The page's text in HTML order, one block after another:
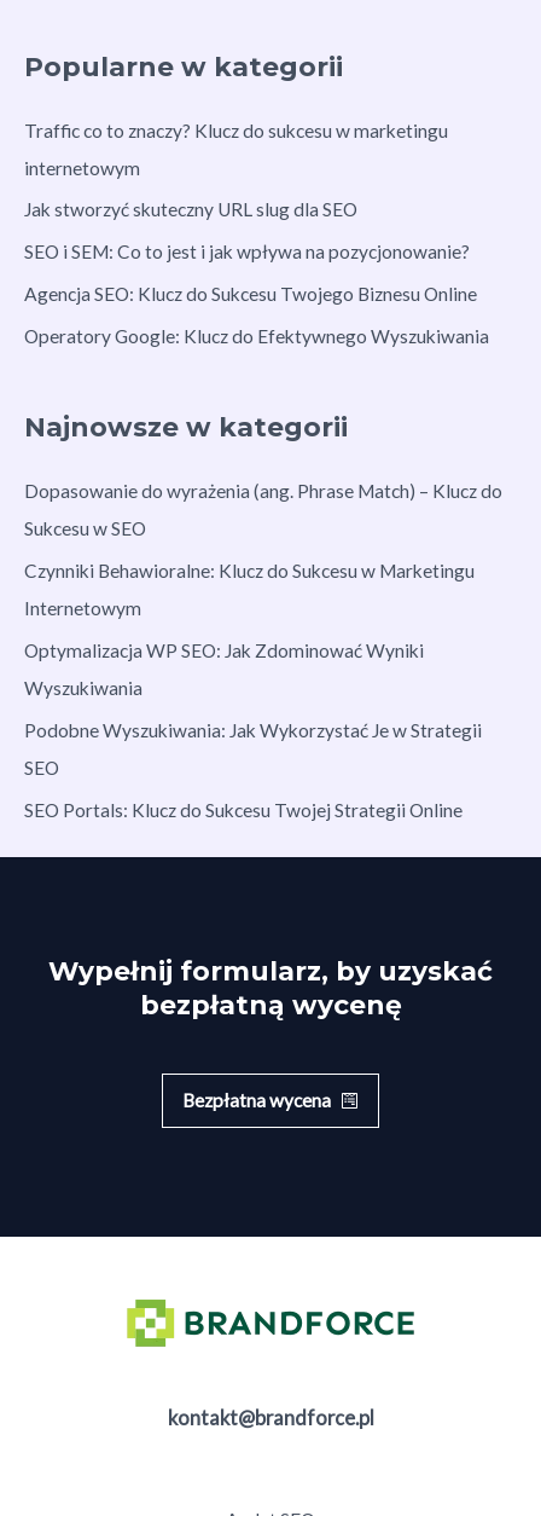
Popularne w kategorii
Traffic co to znaczy? Klucz do sukcesu w marketingu
internetowym
Jak stworzyć skuteczny URL slug dla SEO
SEO i SEM: Co to jest i jak wpływa na pozycjonowanie?
Agencja SEO: Klucz do Sukcesu Twojego Biznesu Online
Operatory Google: Klucz do Efektywnego Wyszukiwania
Najnowsze w kategorii
Dopasowanie do wyrażenia (ang. Phrase Match) – Klucz do
Sukcesu w SEO
Czynniki Behawioralne: Klucz do Sukcesu w Marketingu
Internetowym
Optymalizacja WP SEO: Jak Zdominować Wyniki
Wyszukiwania
Podobne Wyszukiwania: Jak Wykorzystać Je w Strategii
SEO
SEO Portals: Klucz do Sukcesu Twojej Strategii Online
Wypełnij formularz, by uzyskać
bezpłatną wycenę
Bezpłatna wycena
kontakt@brandforce.pl